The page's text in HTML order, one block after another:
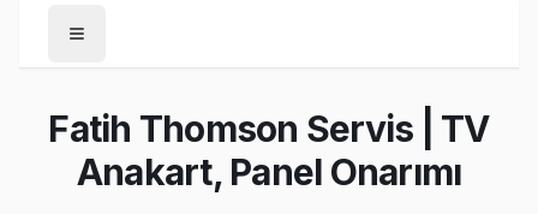
/Fatih
/Thomson
Fatih Thomson Servis | TV
Anakart, Panel Onarımı